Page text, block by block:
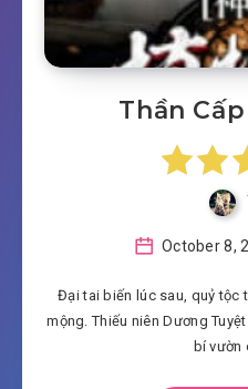
Thần
October 8,
Đại tai biến lúc sau, quỷ tộc
mộng. Thiếu niên Dương
bí vườn